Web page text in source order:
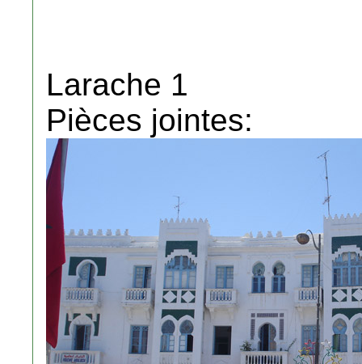
Larache 1
Pièces jointes: